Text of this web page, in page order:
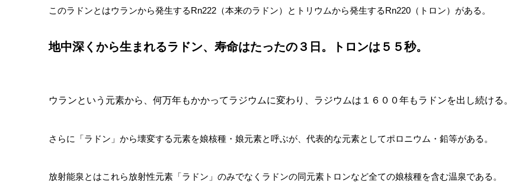
このラドンとはウランから発生するRn222（本来のラドン）とトリウムから発生するRn220（トロン）がある。
地中深くから生まれるラドン、寿命はたったの３日。トロンは５５秒。
ウランという元素から、何万年もかかってラジウムに変わり、ラジウムは１６００年もラドンを出し続ける。
さらに「ラドン」から壊変する元素を娘核種・娘元素と呼ぶが、代表的な元素としてポロニウム・鉛等がある。
放射能泉とはこれら放射性元素「ラドン」のみでなくラドンの同元素トロンなど全ての娘核種を含む温泉である。